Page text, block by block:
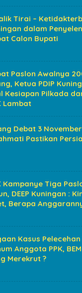
Tirai –
dalam
Calon Bupati
Paslon Awalnya
Ketua PDIP
Kesiapan Pilkada
Lambat
Debat 3
Pastikan
Kampanye Tiga
DEEP Kuningan :
Berapa
Kasus
Anggota PPK,
Merekrut ?